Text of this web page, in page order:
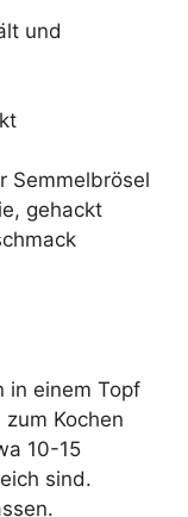
und
Semmelbrösel
gehackt
in einem Topf
Kochen
10-15
sind.